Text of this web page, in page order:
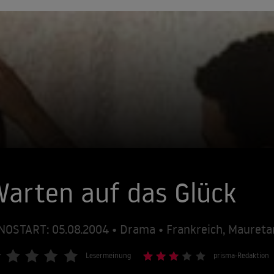
auf das Glück
05.08.2004 • Drama • Frankreich,
Lesermeinung prisma-Redaktion